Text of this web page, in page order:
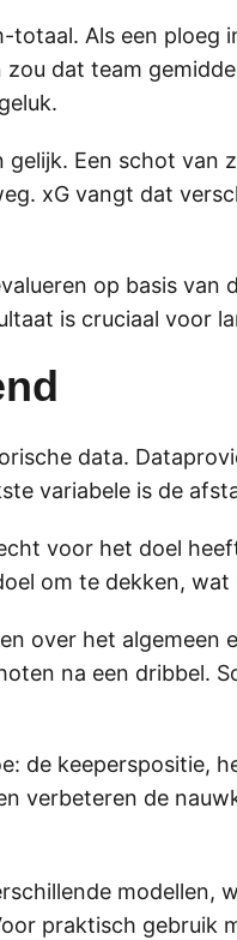
Als een ploeg
dat team
Een schot van
xG vangt dat
op basis van
is cruciaal voor
data.
variabele is de
voor het doel
om te dekken,
over het
na een dribbel.
de keeperspositie,
verbeteren de
modellen,
praktisch gebruik